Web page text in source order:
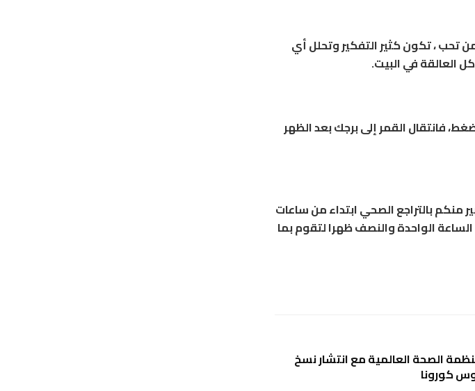
، تكون كثير التفكير وتحلل أي
العالقة في البيت.
فانتقال القمر إلى برجك بعد الظهر
بالتراجع الصحي ابتداء من ساعات
الواحدة والنصف ظهرا لتقوم بما
الصحة العالمية مع انتشار نسخ
كورونا